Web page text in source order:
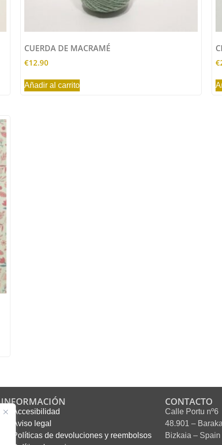
CUERDA DE MACRAMÉ
€12.90
Añadir al carrito
€
INFORMACIÓN
Accesibilidad
Aviso legal
Políticas de devoluciones y reembolsos
CONTACTO
Calle Portu nº6
48.901 –
Bizkaia – Spain